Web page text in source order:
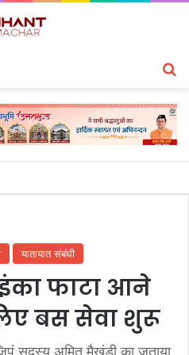
में किया प्रतिभाग
यातायात संबंधी
फाटा आने
बस सेवा शुरू
सदस्य अमित मैखंडी का जताया